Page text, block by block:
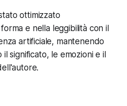
ottimizzato
e nella leggibilità con il
artificiale, mantenendo
significato, le emozioni e il